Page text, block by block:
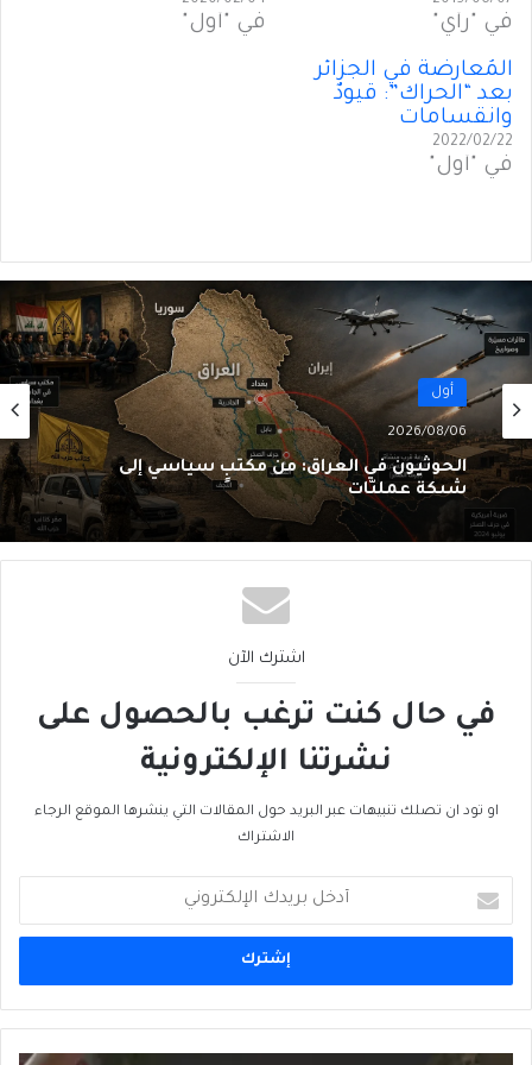
في "رأي"
في "أول"
المُعارضة في الجزائر
بعد “الحراك”: قيودٌ
وانقسامات
2022/02/22
في "أول"
أول
2026/08/06
الحوثيون في العراق: من مكتبٍ سياسي إلى
شبكةِ عمليّات
اشترك الآن
في حال كنت ترغب بالحصول على
نشرتنا الإلكترونية
او تود ان تصلك تنبيهات عبر البريد حول المقالات التي ينشرها الموقع الرجاء
الاشتراك
بريدك
الإلكتروني